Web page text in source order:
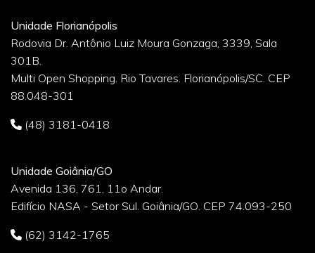
Unidade Florianópolis
Rodovia Dr. Antônio Luiz Moura Gonzaga, 3339, Sala
301B.
Multi Open Shopping. Rio Tavares. Florianópolis/SC. CEP
88.048-301
(48) 3181-0418
Unidade Goiânia/GO
Avenida 136, 761, 11o Andar.
Edifício NASA - Setor Sul. Goiânia/GO. CEP 74.093-250
(62) 3142-1765